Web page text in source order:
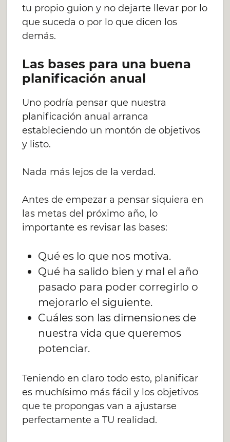
tu propio guion y no dejarte llevar por lo
que suceda o por lo que dicen los
demás.
Las bases para una buena
planificación anual
Uno podría pensar que nuestra
planificación anual arranca
estableciendo un montón de objetivos
y listo.
Nada más lejos de la verdad.
Antes de empezar a pensar siquiera en
las metas del próximo año, lo
importante es revisar las bases:
Qué es lo que nos motiva.
Qué ha salido bien y mal el año
pasado para poder corregirlo o
mejorarlo el siguiente.
Cuáles son las dimensiones de
nuestra vida que queremos
potenciar.
Teniendo en claro todo esto, planificar
es muchísimo más fácil y los objetivos
que te propongas van a ajustarse
perfectamente a TU realidad.